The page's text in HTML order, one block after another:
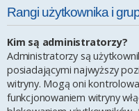
Rangi użytkownika i
Kim są administratorzy?
Administratorzy są
posiadającymi najwyższy
witryny. Mogą oni
funkcjonowaniem witryny